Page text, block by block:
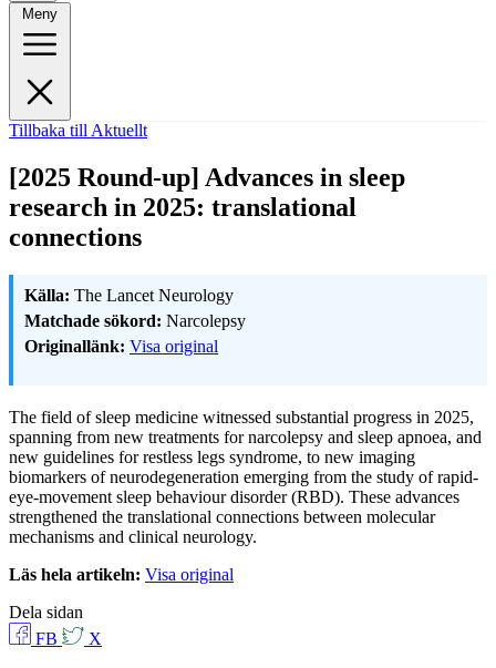
Meny
Tillbaka till Aktuellt
[2025 Round-up] Advances in sleep
research in 2025: translational
connections
Källa: The Lancet Neurology
Matchade sökord: Narcolepsy
Originallänk: Visa original
The field of sleep medicine witnessed substantial progress in 2025,
spanning from new treatments for narcolepsy and sleep apnoea, and
new guidelines for restless legs syndrome, to new imaging
biomarkers of neurodegeneration emerging from the study of rapid-
eye-movement sleep behaviour disorder (RBD). These advances
strengthened the translational connections between molecular
mechanisms and clinical neurology.
Läs hela artikeln: Visa original
Dela sidan
FB
X